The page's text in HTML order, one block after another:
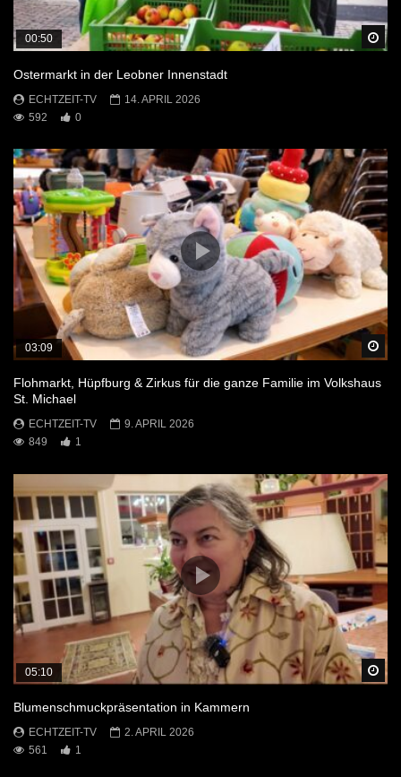
00:50
Ostermarkt in der Leobner Innenstadt
ECHTZEIT-TV
14. APRIL 2026
592
0
03:09
Flohmarkt, Hüpfburg & Zirkus für die ganze Familie im Volkshaus
St. Michael
ECHTZEIT-TV
9. APRIL 2026
849
1
05:10
Blumenschmuckpräsentation in Kammern
ECHTZEIT-TV
2. APRIL 2026
561
1